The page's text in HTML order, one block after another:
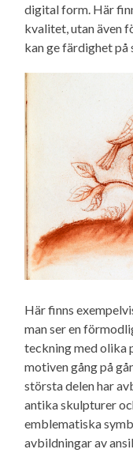
digital form. Här
kvalitet, utan även
kan ge färdighet på
Här finns
man ser en
teckning med olika
motiven gång på
största delen har
antika skulpturer
emblematiska
avbildningar av